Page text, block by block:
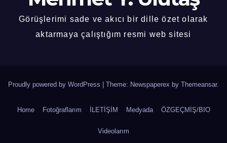
Görüşlerimi sade ve akıcı bir dille özet olarak
aktarmaya çalıştığım resmi web sitesi
Proudly powered by WordPress Theme: Newspaperex by Themeansar.
Home Fotoğraflarım İLETİŞİM Medyada ÖZGEÇMİŞ/BIO
Videolarım